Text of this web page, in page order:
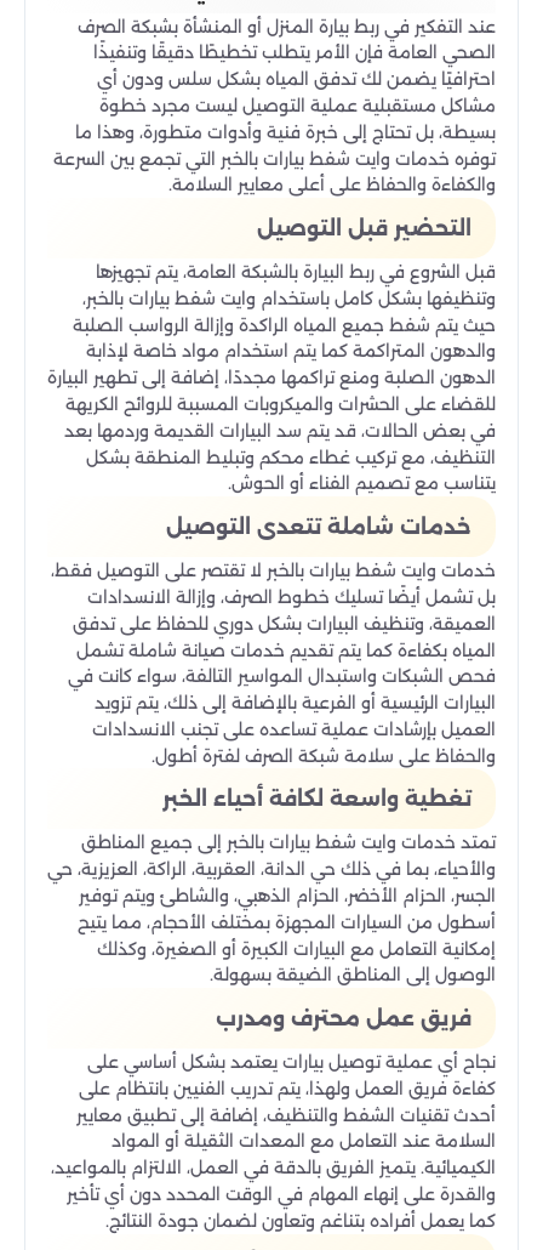
عند التفكير في ربط بيارة المنزل أو المنشأة بشبكة الصرف
الصحي العامة فإن الأمر يتطلب تخطيطًا دقيقًا وتنفيذًا
احترافيًا يضمن لك تدفق المياه بشكل سلس ودون أي
مشاكل مستقبلية عملية التوصيل ليست مجرد خطوة
بسيطة، بل تحتاج إلى خبرة فنية وأدوات متطورة، وهذا ما
توفره خدمات وايت شفط بيارات بالخبر التي تجمع بين السرعة
والكفاءة والحفاظ على أعلى معايير السلامة.
التحضير قبل التوصيل
قبل الشروع في ربط البيارة بالشبكة العامة، يتم تجهيزها
وتنظيفها بشكل كامل باستخدام وايت شفط بيارات بالخبر،
حيث يتم شفط جميع المياه الراكدة وإزالة الرواسب الصلبة
والدهون المتراكمة كما يتم استخدام مواد خاصة لإذابة
الدهون الصلبة ومنع تراكمها مجددًا، إضافة إلى تطهير البيارة
للقضاء على الحشرات والميكروبات المسببة للروائح الكريهة
في بعض الحالات، قد يتم سد البيارات القديمة وردمها بعد
التنظيف، مع تركيب غطاء محكم وتبليط المنطقة بشكل
يتناسب مع تصميم الفناء أو الحوش.
خدمات شاملة تتعدى التوصيل
خدمات وايت شفط بيارات بالخبر لا تقتصر على التوصيل فقط،
بل تشمل أيضًا تسليك خطوط الصرف، وإزالة الانسدادات
العميقة، وتنظيف البيارات بشكل دوري للحفاظ على تدفق
المياه بكفاءة كما يتم تقديم خدمات صيانة شاملة تشمل
فحص الشبكات واستبدال المواسير التالفة، سواء كانت في
البيارات الرئيسية أو الفرعية بالإضافة إلى ذلك، يتم تزويد
العميل بإرشادات عملية تساعده على تجنب الانسدادات
والحفاظ على سلامة شبكة الصرف لفترة أطول.
تغطية واسعة لكافة أحياء الخبر
تمتد خدمات وايت شفط بيارات بالخبر إلى جميع المناطق
والأحياء، بما في ذلك حي الدانة، العقربية، الراكة، العزيزية، حي
الجسر، الحزام الأخضر، الحزام الذهبي، والشاطئ ويتم توفير
أسطول من السيارات المجهزة بمختلف الأحجام، مما يتيح
إمكانية التعامل مع البيارات الكبيرة أو الصغيرة، وكذلك
الوصول إلى المناطق الضيقة بسهولة.
فريق عمل محترف ومدرب
نجاح أي عملية توصيل بيارات يعتمد بشكل أساسي على
كفاءة فريق العمل ولهذا، يتم تدريب الفنيين بانتظام على
أحدث تقنيات الشفط والتنظيف، إضافة إلى تطبيق معايير
السلامة عند التعامل مع المعدات الثقيلة أو المواد
الكيميائية. يتميز الفريق بالدقة في العمل، الالتزام بالمواعيد،
والقدرة على إنهاء المهام في الوقت المحدد دون أي تأخير
كما يعمل أفراده بتناغم وتعاون لضمان جودة النتائج.